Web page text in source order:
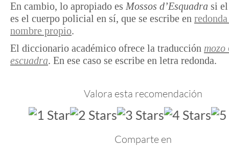
En cambio, lo apropiado es Mossos d’Esquadra si
es el cuerpo policial en sí, que se escribe en
nombre propio.
El diccionario académico ofrece la traducción mozo
escuadra. En ese caso se escribe en letra redonda.
Valora esta recomendación
Comparte en